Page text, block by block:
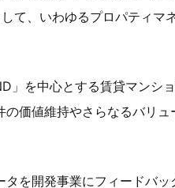
て、いわゆるプロパティマ
」を中心とする賃貸マンシ
価値維持やさらなるバリ
を開発事業にフィードバ